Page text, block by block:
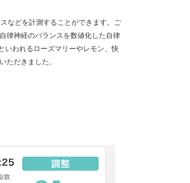
などを計測することができます。ご
律神経のバランスを数値化した自律
いわれるローズマリーやレモン、快
だきました。